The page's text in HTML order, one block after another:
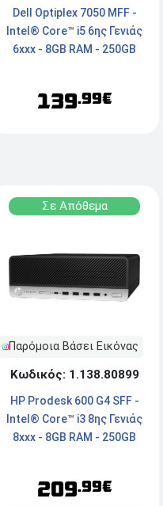
Dell Optiplex 7050 MFF -
Intel® Core™ i5 6ης Γενιάς
6xxx - 8GB RAM - 250GB
139.99€
Σε Απόθεμα
Παρόμοια Βάσει Εικόνας
Κωδικός: 1.138.80899
HP Prodesk 600 G4 SFF -
Intel® Core™ i3 8ης Γενιάς
8xxx - 8GB RAM - 250GB
Pro
209.99€